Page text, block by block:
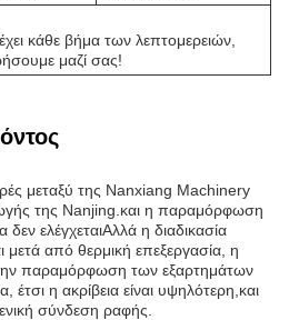
κάθε βήμα των λεπτομερειών,
μαζί σας!
μεταξύ της Nanxiang Machinery
της Nanjing.και η παραμόρφωση
δεν ελέγχεταιΑλλά η διαδικασία
μετά από θερμική επεξεργασία, η
την παραμόρφωση των εξαρτημάτων
έτσι η ακρίβεια είναι υψηλότερη,και
σύνδεση ραφής.